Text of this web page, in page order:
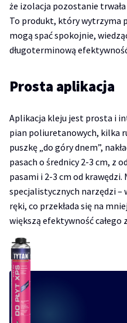
że izolacja pozostanie
To produkt, który wytrzyma
mogą spać spokojnie,
długoterminową
Prosta aplikacja
Aplikacja kleju jest prosta i
pian poliuretanowych, kilka
puszkę „do góry dnem”,
pasach o średnicy 2-3 cm, z
pasami i 2-3 cm od
specjalistycznych narzędzi –
ręki, co przekłada się na
większą efektywność całego